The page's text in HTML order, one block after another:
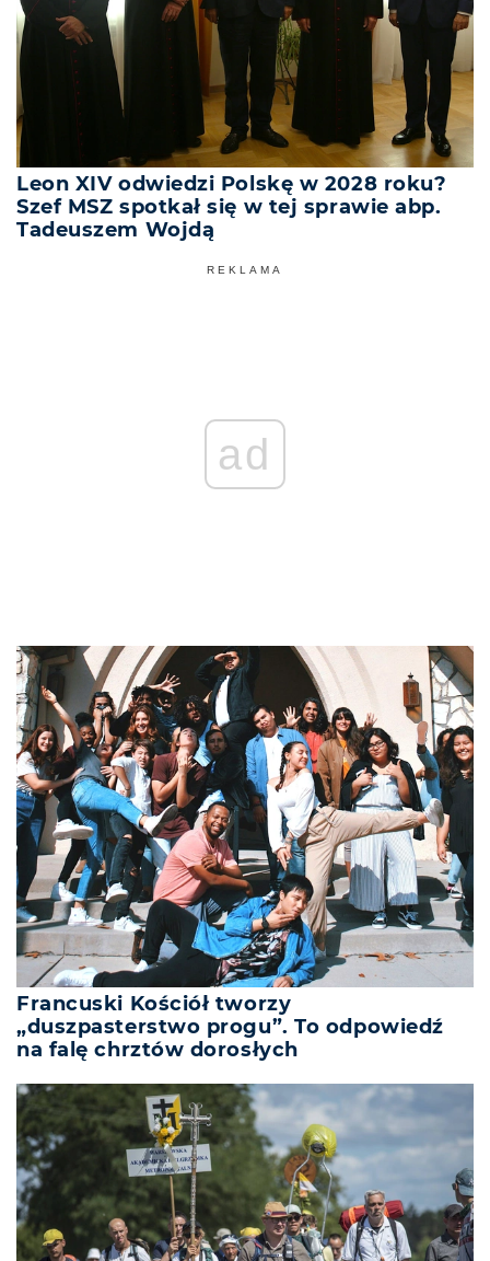
Leon XIV odwiedzi Polskę w 2028 roku?
Szef MSZ spotkał się w tej sprawie abp.
Tadeuszem Wojdą
REKLAMA
ad
Francuski Kościół tworzy
„duszpasterstwo progu”. To odpowiedź
na falę chrztów dorosłych